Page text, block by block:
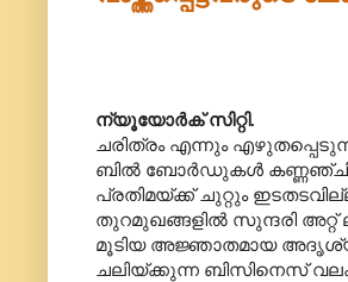
ന്യൂയോർക് സിറ്റി.
ചരിത്രം എന്നും
ബിൽ ബോർഡുകൾ
പ്രതിമയ്ക്ക് ചുറ്റും
തുറമുഖങ്ങളിൽ സുന്ദരി അറ്റ്
മൂടിയ അജ്ഞാതമായ
ചലിയ്ക്കുന്ന ബിസിനെസ്